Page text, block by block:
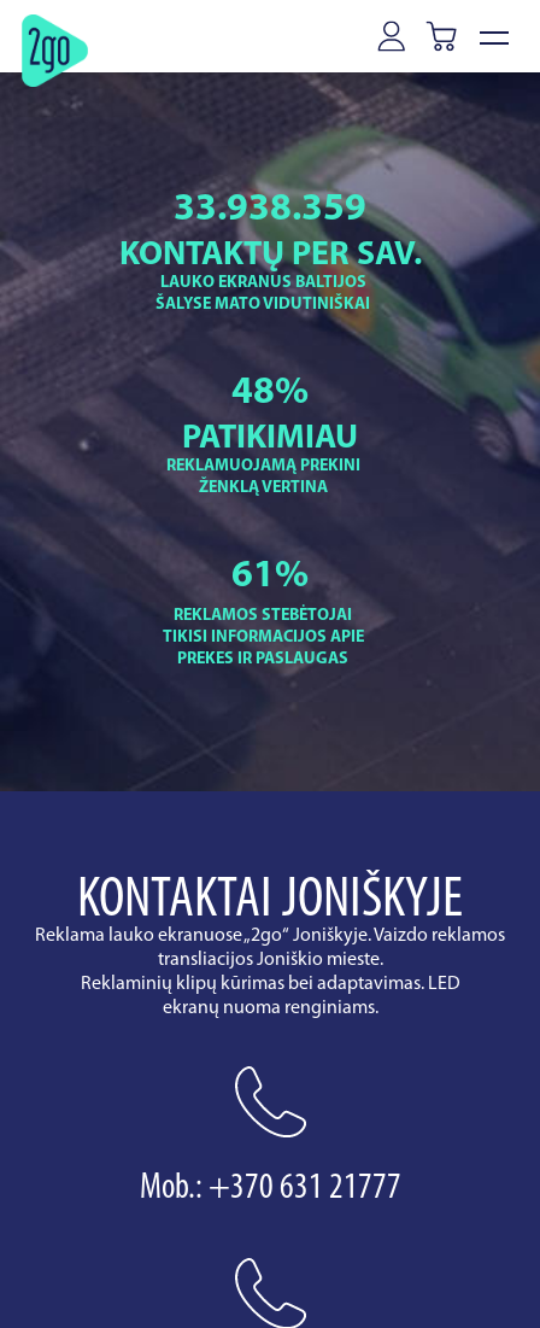
LAUKO EKRANUS BALTIJOS
ŠALYSE MATO VIDUTINIŠKAI
33.938.359
KONTAKTŲ PER SAV.
REKLAMUOJAMĄ PREKINI
ŽENKLĄ VERTINA
48%
PATIKIMIAU
REKLAMOS STEBĖTOJAI
TIKISI INFORMACIJOS APIE
PREKES IR PASLAUGAS
61%
KONTAKTAI JONIŠKYJE
Reklama lauko ekranuose „2go“ Joniškyje. Vaizdo reklamos
transliacijos Joniškio mieste.
Reklaminių klipų kūrimas bei adaptavimas. LED
ekranų nuoma renginiams.
Mob.: +370 631 21777